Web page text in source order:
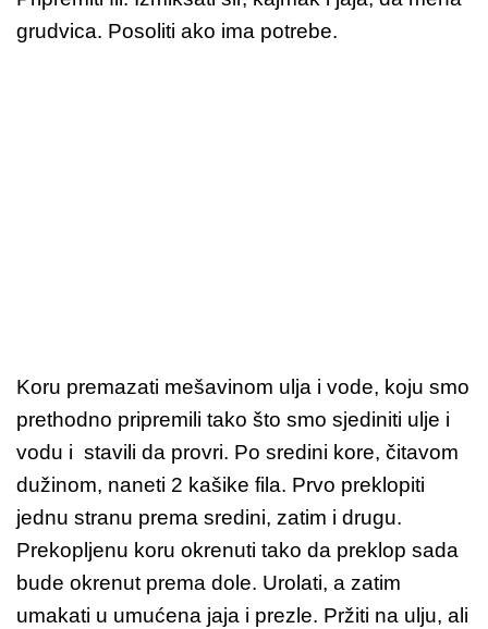
grudvica. Posoliti ako ima potrebe.
Koru premazati mešavinom ulja i vode, koju smo
prethodno pripremili tako što smo sjediniti ulje i
vodu i stavili da provri. Po sredini kore, čitavom
dužinom, naneti 2 kašike fila. Prvo preklopiti
jednu stranu prema sredini, zatim i drugu.
Prekopljenu koru okrenuti tako da preklop sada
bude okrenut prema dole. Urolati, a zatim
umakati u umućena jaja i prezle. Pržiti na ulju, ali